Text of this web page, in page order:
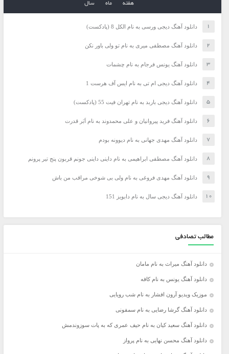
هفته ماه سال
دانلود آهنگ دیجی ورسی به نام الکل 8 (پادکست)
دانلود آهنگ مصطفی میری به نام تو ولی باور نکن
دانلود آهنگ یونس فرجام به نام چشمات
دانلود آهنگ دیجی ام تی به نام ایس آف هرست 1
دانلود آهنگ دیجی باربد به نام تهران فیت 55 (پادکست)
دانلود آهنگ فرید پیروانیان و علی محمدوند به نام اَبَر قدرت
دانلود آهنگ مهدی جهانی به نام دیوونه بودم
دانلود آهنگ مصطفی ابراهیمی به نام داینی داینی جونم قربون پنج تیر پرونم
دانلود آهنگ مهدی فروغی به نام ولی بی شوخی مراقب من باش
دانلود آهنگ دیجی سال به نام دابویز 151
مطالب تصادفی
دانلود آهنگ میراث به نام مامان
دانلود آهنگ یونس به نام کافه
موزیک ویدیو آرون افشار به نام شب رویایی
دانلود آهنگ گرشا رضایی به نام سمفونی
دانلود آهنگ سعید کیان به نام حیف عمری که به پات سوزوندمش
دانلود آهنگ محسن نهایی به نام پرواز